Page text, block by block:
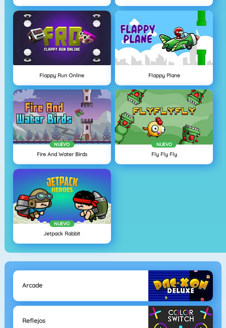
Flappy Run Online Flappy Plane
NUEVO
Fire And Water Birds
NUEVO
Fly Fly Fly
NUEVO
Jetpack Rabbit
Arcade
Reflejos